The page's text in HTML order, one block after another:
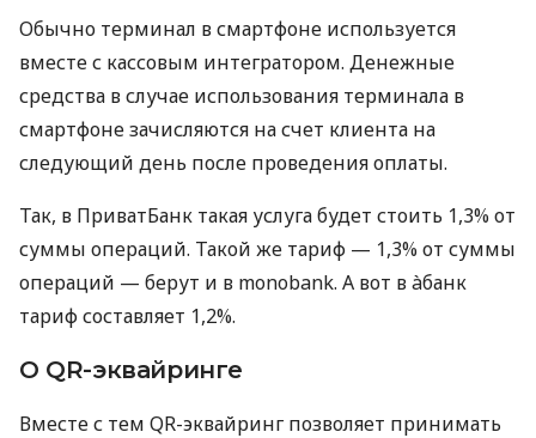
Обычно терминал в смартфоне используется
вместе с кассовым интегратором. Денежные
средства в случае использования терминала в
смартфоне зачисляются на счет клиента на
следующий день после проведения оплаты.
Так, в ПриватБанк такая услуга будет стоить 1,3% от
суммы операций. Такой же тариф — 1,3% от суммы
операций — берут и в monobank. А вот в àбанк
тариф составляет 1,2%.
О QR-эквайринге
Вместе с тем QR-эквайринг позволяет принимать